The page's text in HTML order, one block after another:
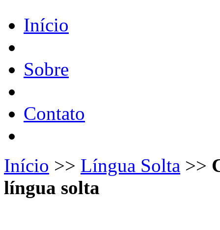
Início
Sobre
Contato
Início >> Língua Solta >>
língua solta